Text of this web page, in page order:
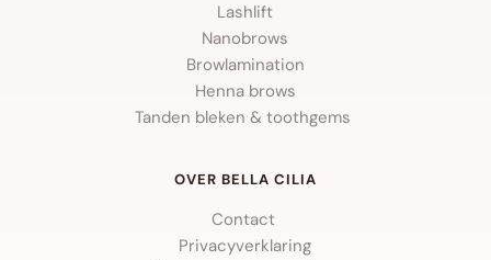
Lashlift
Nanobrows
Browlamination
Henna brows
Tanden bleken & toothgems
OVER BELLA CILIA
Contact
Privacyverklaring